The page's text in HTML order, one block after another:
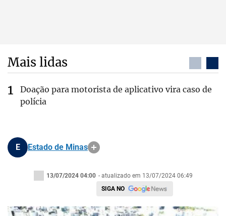
Mais lidas
Doação para motorista de aplicativo vira caso de
polícia
E Estado de Minas
13/07/2024 04:00 - atualizado em 13/07/2024 06:49
SIGA NO